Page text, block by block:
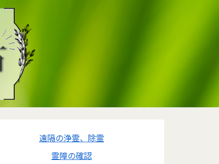
遠隔の浄霊、除霊
霊障の確認